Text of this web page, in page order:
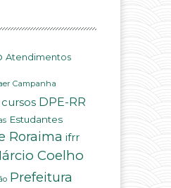
Atendimentos
Campanha
cursos DPE-RR
Estudantes
Roraima ifrr
Coelho
Prefeitura